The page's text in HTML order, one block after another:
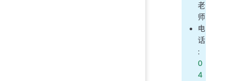
老
师
电
话
:
0
4